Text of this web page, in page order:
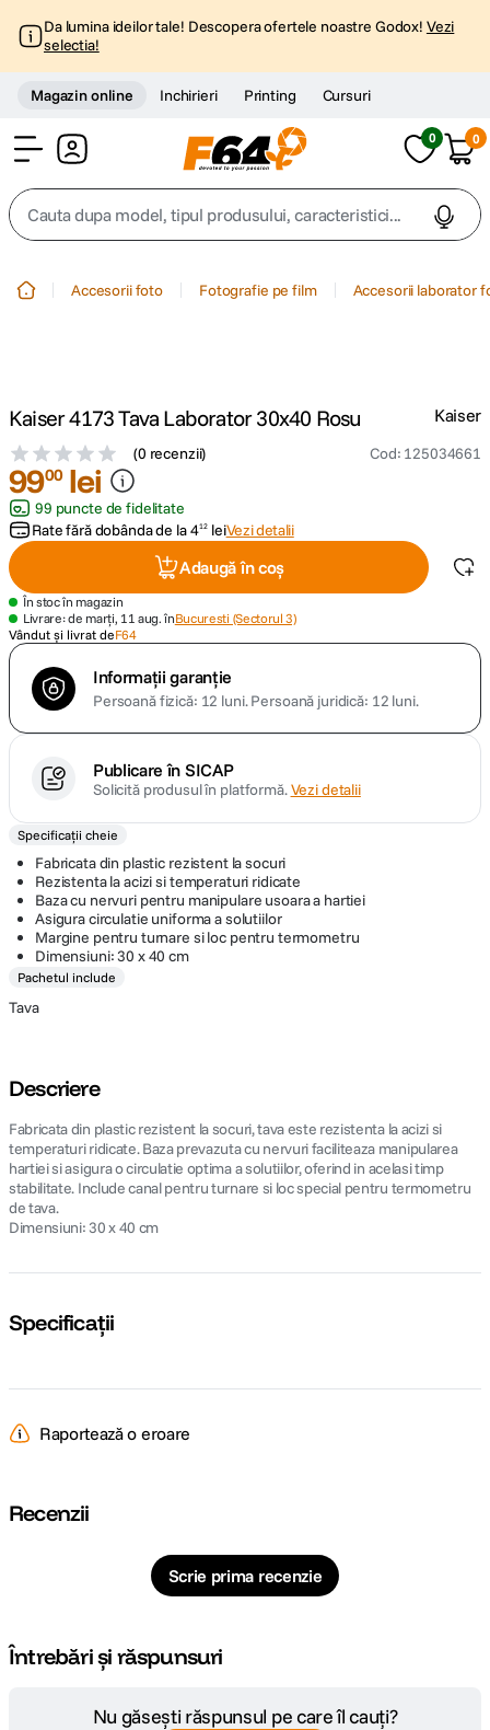
Da lumina ideilor tale! Descopera ofertele noastre Godox! Vezi
selectia!
Magazin online Inchirieri Printing Cursuri
0 0
Cauta dupa model, tipul produsului, caracteristici...
trepied telefon
4. peak design
5. canon sx740 hs
6. lavaliera
7. card memorie
8. dji mic mini
insta 360
Accesorii foto Fotografie pe film Accesorii laborator
Kaiser 4173 Tava Laborator 30x40 Rosu
(0 recenzii) Cod: 125034661
Kaiser
9900 lei
99 puncte de fidelitate
Rate fără dobânda de la412 leiVezi detalii
Adaugă în coș
În stoc în magazin
Livrare: de marți, 11 aug. înBucuresti (Sectorul 3)
Vândut și livrat deF64
Informații garanție
Persoană fizică: 12 luni.Persoană juridică: 12 luni.
Publicare în SICAP
Solicită produsul în platformă.Vezi detalii
Specificații cheie
Fabricata din plastic rezistent la socuri
Rezistenta la acizi si temperaturi ridicate
Baza cu nervuri pentru manipulare usoara a hartiei
Asigura circulatie uniforma a solutiilor
Margine pentru turnare si loc pentru termometru
Dimensiuni: 30 x 40 cm
Pachetul include
Tava
Descriere
Fabricata din plastic rezistent la socuri, tava este rezistenta la acizi si
temperaturi ridicate. Baza prevazuta cu nervuri faciliteaza manipularea
hartiei si asigura o circulatie optima a solutiilor, oferind in acelasi timp
stabilitate. Include canal pentru turnare si loc special pentru termometru
de tava.
Dimensiuni: 30 x 40 cm
Specificații
Raportează o eroare
Recenzii
Scrie prima recenzie
Întrebări și răspunsuri
Nu găsești răspunsul pe care îl cauți?